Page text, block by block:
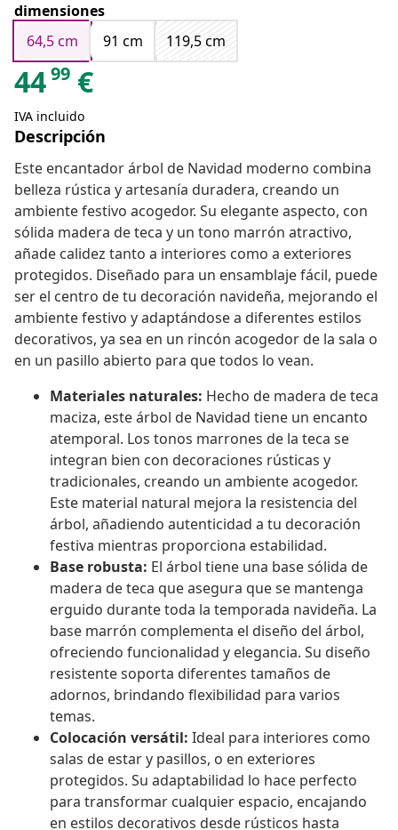
dimensiones
64,5 cm
91 cm 119,5 cm
4499 €
IVA incluido
Descripción
Este encantador árbol de Navidad moderno combina
belleza rústica y artesanía duradera, creando un
ambiente festivo acogedor. Su elegante aspecto, con
sólida madera de teca y un tono marrón atractivo,
añade calidez tanto a interiores como a exteriores
protegidos. Diseñado para un ensamblaje fácil, puede
ser el centro de tu decoración navideña, mejorando el
ambiente festivo y adaptándose a diferentes estilos
decorativos, ya sea en un rincón acogedor de la sala o
en un pasillo abierto para que todos lo vean.
Materiales naturales: Hecho de madera de teca
maciza, este árbol de Navidad tiene un encanto
atemporal. Los tonos marrones de la teca se
integran bien con decoraciones rústicas y
tradicionales, creando un ambiente acogedor.
Este material natural mejora la resistencia del
árbol, añadiendo autenticidad a tu decoración
festiva mientras proporciona estabilidad.
Base robusta: El árbol tiene una base sólida de
madera de teca que asegura que se mantenga
erguido durante toda la temporada navideña. La
base marrón complementa el diseño del árbol,
ofreciendo funcionalidad y elegancia. Su diseño
resistente soporta diferentes tamaños de
adornos, brindando flexibilidad para varios
temas.
Colocación versátil: Ideal para interiores como
salas de estar y pasillos, o en exteriores
protegidos. Su adaptabilidad lo hace perfecto
para transformar cualquier espacio, encajando
en estilos decorativos desde rústicos hasta